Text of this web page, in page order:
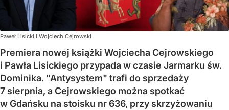
Paweł Lisicki i Wojciech Cejrowski
Premiera nowej książki Wojciecha Cejrowskiego
i Pawła Lisickiego przypada w czasie Jarmarku św.
Dominika. "Antysystem" trafi do sprzedaży
7 sierpnia, a Cejrowskiego można spotkać
w Gdańsku na stoisku nr 636, przy skrzyżowaniu